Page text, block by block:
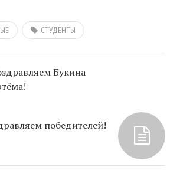
СТУДЕНТЫ
Букина
победителей!